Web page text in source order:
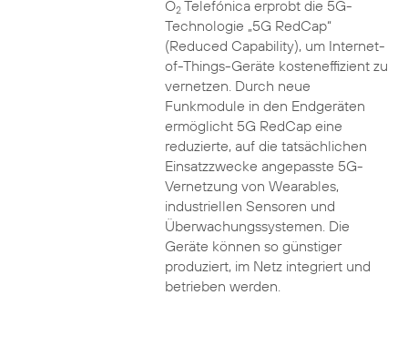
O2Telefónica erprobt die 5G-
Technologie „5G RedCap“
(Reduced Capability), um Internet-
of-Things-Geräte kosteneffizient zu
vernetzen. Durch neue
Funkmodule in den Endgeräten
ermöglicht 5G RedCap eine
reduzierte, auf die tatsächlichen
Einsatzzwecke angepasste 5G-
Vernetzung von Wearables,
industriellen Sensoren und
Überwachungssystemen. Die
Geräte können so günstiger
produziert, im Netz integriert und
betrieben werden.